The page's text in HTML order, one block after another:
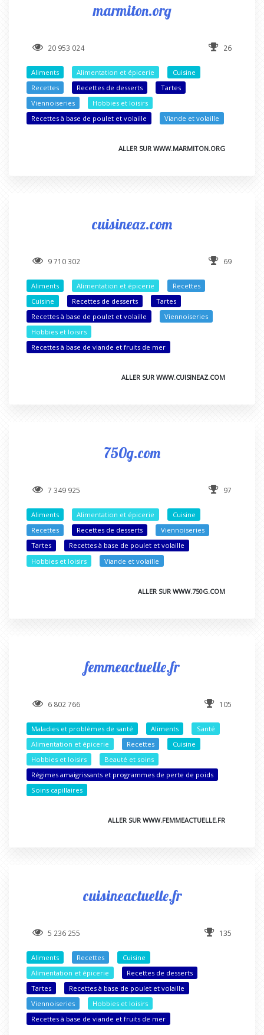
marmiton.org
20 953 024 26
Aliments Alimentation et épicerie
Cuisine
Recettes
Recettes de desserts
Tartes
Viennoiseries
Hobbies et loisirs
Recettes à base de poulet et volaille
Viande et volaille
ALLER SUR WWW.MARMITON.ORG
cuisineaz.com
9 710 302 69
Aliments Alimentation et épicerie
Recettes
Cuisine
Recettes de desserts
Tartes
Recettes à base de poulet et volaille
Viennoiseries
Hobbies et loisirs
Recettes à base de viande et fruits de mer
ALLER SUR WWW.CUISINEAZ.COM
750g.com
7 349 925 97
Aliments Alimentation et épicerie
Cuisine
Recettes
Recettes de desserts
Viennoiseries
Tartes
Recettes à base de poulet et volaille
Hobbies et loisirs
Viande et volaille
ALLER SUR WWW.750G.COM
femmeactuelle.fr
6 802 766 105
Maladies et problèmes de santé Aliments
Santé
Alimentation et épicerie
Recettes
Cuisine
Hobbies et loisirs
Beauté et soins
Régimes amaigrissants et programmes de perte de poids
Soins capillaires
ALLER SUR WWW.FEMMEACTUELLE.FR
cuisineactuelle.fr
5 236 255 135
Aliments Recettes
Cuisine
Alimentation et épicerie
Recettes de desserts
Tartes
Recettes à base de poulet et volaille
Viennoiseries
Hobbies et loisirs
Recettes à base de viande et fruits de mer